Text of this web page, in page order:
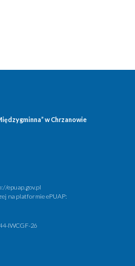
w Chrzanowie
epuap.gov.pl
na platformie ePUAP:
IWCGF-26